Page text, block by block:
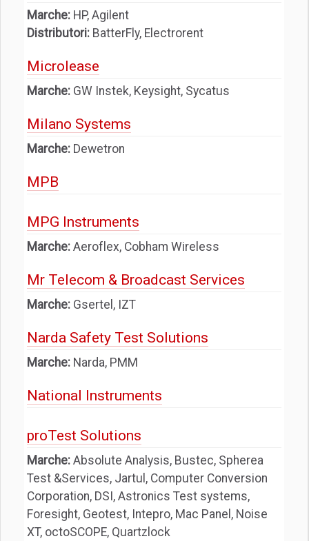
Marche: HP, Agilent
Distributori: BatterFly, Electrorent
Microlease
Marche: GW Instek, Keysight, Sycatus
Milano Systems
Marche: Dewetron
MPB
MPG Instruments
Marche: Aeroflex, Cobham Wireless
Mr Telecom & Broadcast Services
Marche: Gsertel, IZT
Narda Safety Test Solutions
Marche: Narda, PMM
National Instruments
proTest Solutions
Marche: Absolute Analysis, Bustec, Spherea
Test &Services, Jartul, Computer Conversion
Corporation, DSI, Astronics Test systems,
Foresight, Geotest, Intepro, Mac Panel, Noise
XT, octoSCOPE, Quartzlock